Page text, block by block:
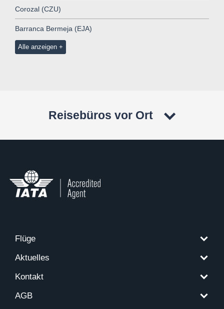
Corozal (CZU)
Barranca Bermeja (EJA)
Alle anzeigen
Reisebüros vor Ort
Flüge
Aktuelles
Kontakt
AGB